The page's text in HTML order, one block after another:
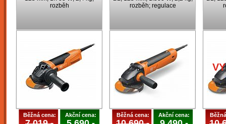
rozběh
Běžná cena: Akční cena:
rozběh; regulace
Běžná cena: Akční cena: